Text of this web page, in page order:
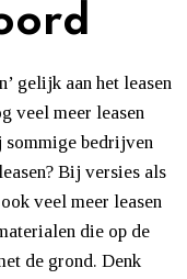
gelijk aan het leasen
veel meer leasen
bedrijven
Bij versies als
veel meer leasen
die op de
de grond. Denk